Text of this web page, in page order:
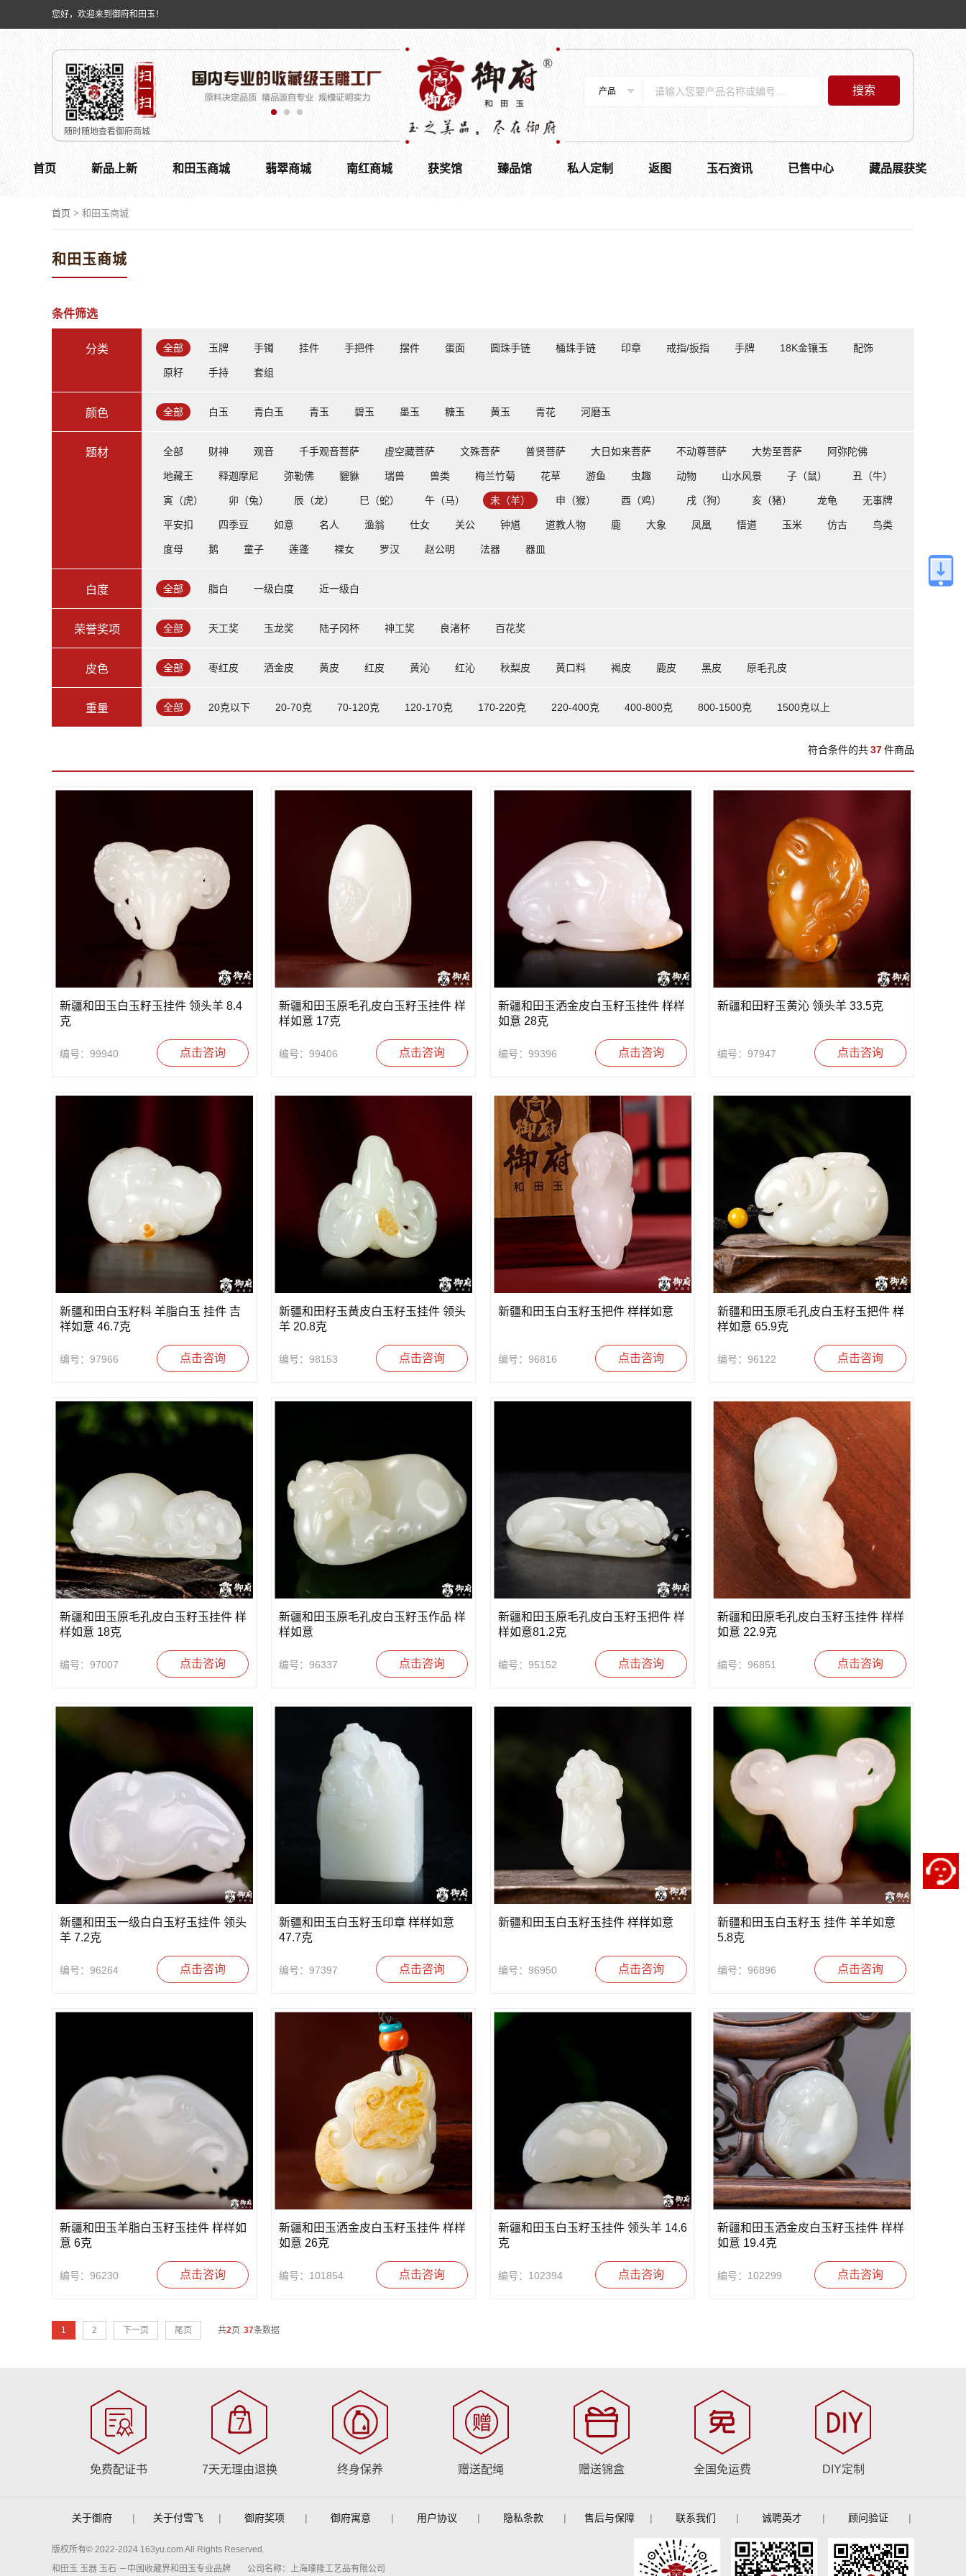
您好，欢迎来到御府和田玉！
随时随地查看御府商城
产品 搜索
首页 新品上新 和田玉商城 翡翠商城 南红商城 获奖馆 臻品馆 私人定制 返图 玉石资讯 已售中心 藏品展获奖
首页 > 和田玉商城
和田玉商城
条件筛选
分类 全部 玉牌 手镯 挂件 手把件 摆件 蛋面 圆珠手链 桶珠手链 印章 戒指/扳指 手牌 18K金镶玉 配饰
原籽 手持 套组
颜色 全部 白玉 青白玉 青玉 碧玉 墨玉 糖玉 黄玉 青花 河磨玉
题材 全部 财神 观音 千手观音菩萨 虛空藏菩萨 文殊菩萨 普贤菩萨 大日如来菩萨 不动尊菩萨 大势至菩萨 阿弥陀佛
地藏王 释迦摩尼 弥勒佛 貔貅 瑞兽 兽类 梅兰竹菊 花草 游鱼 虫趣 动物 山水风景 子（鼠） 丑（牛）
寅（虎） 卯（兔） 辰（龙） 巳（蛇） 午（马） 未（羊） 申（猴） 酉（鸡） 戌（狗） 亥（猪） 龙龟 无事牌
平安扣 四季豆 如意 名人 渔翁 仕女 关公 钟馗 道教人物 鹿 大象 凤凰 悟道 玉米 仿古 鸟类
度母 鹅 童子 莲蓬 裸女 罗汉 赵公明 法器 器皿
白度 全部 脂白 一级白度 近一级白
荣誉奖项 全部 天工奖 玉龙奖 陆子冈杯 神工奖 良渚杯 百花奖
皮色 全部 枣红皮 洒金皮 黄皮 红皮 黄沁 红沁 秋梨皮 黄口料 褐皮 鹿皮 黑皮 原毛孔皮
重量 全部 20克以下 20-70克 70-120克 120-170克 170-220克 220-400克 400-800克 800-1500克 1500克以上
符合条件的共37件商品
新疆和田玉白玉籽玉挂件 领头羊 8.4
克
编号：99940 点击咨询
新疆和田玉原毛孔皮白玉籽玉挂件 样
样如意 17克
编号：99406 点击咨询
新疆和田玉洒金皮白玉籽玉挂件 样样
如意 28克
编号：99396 点击咨询
新疆和田籽玉黄沁 领头羊 33.5克
编号：97947 点击咨询
新疆和田白玉籽料 羊脂白玉 挂件 吉
祥如意 46.7克
编号：97966 点击咨询
新疆和田籽玉黄皮白玉籽玉挂件 领头
羊 20.8克
编号：98153 点击咨询
新疆和田玉白玉籽玉把件 样样如意
编号：96816 点击咨询
新疆和田玉原毛孔皮白玉籽玉把件 样
样如意 65.9克
编号：96122 点击咨询
新疆和田玉原毛孔皮白玉籽玉挂件 样
样如意 18克
编号：97007 点击咨询
新疆和田玉原毛孔皮白玉籽玉作品 样
样如意
编号：96337 点击咨询
新疆和田玉原毛孔皮白玉籽玉把件 样
样如意81.2克
编号：95152 点击咨询
新疆和田原毛孔皮白玉籽玉挂件 样样
如意 22.9克
编号：96851 点击咨询
新疆和田玉一级白白玉籽玉挂件 领头
羊 7.2克
编号：96264 点击咨询
新疆和田玉白玉籽玉印章 样样如意
47.7克
编号：97397 点击咨询
新疆和田玉白玉籽玉挂件 样样如意
编号：96950 点击咨询
新疆和田玉白玉籽玉 挂件 羊羊如意
5.8克
编号：96896 点击咨询
新疆和田玉羊脂白玉籽玉挂件 样样如
意 6克
编号：96230 点击咨询
新疆和田玉洒金皮白玉籽玉挂件 样样
如意 26克
编号：101854 点击咨询
新疆和田玉白玉籽玉挂件 领头羊 14.6
克
编号：102394 点击咨询
新疆和田玉洒金皮白玉籽玉挂件 样样
如意 19.4克
编号：102299 点击咨询
1 2 下一页 尾页 共2页 37条数据
免费配证书 7天无理由退换 终身保养 赠送配绳 赠送锦盒 全国免运费 DIY定制
关于御府 | 关于付雪飞 | 御府奖项 | 御府寓意 | 用户协议 | 隐私条款 | 售后与保障 | 联系我们 | 诚聘英才 | 顾问验证 |
版权所有© 2022-2024 163yu.com All Rights Reserved.
和田玉 玉器 玉石 －中国收藏界和田玉专业品牌
公司名称：上海瑾隆工艺品有限公司